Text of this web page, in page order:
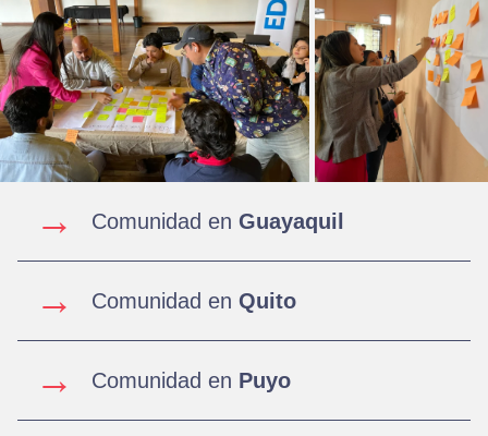
→ Comunidad en Guayaquil
→ Comunidad en Quito
→ Comunidad en Puyo